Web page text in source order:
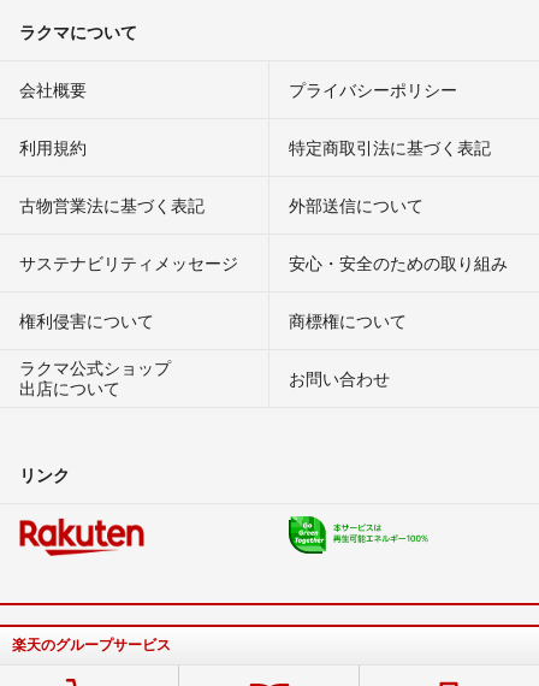
ラクマについて
会社概要 プライバシーポリシー
利用規約 特定商取引法に基づく表記
古物営業法に基づく表記 外部送信について
サステナビリティメッセージ 安心・安全のための取り組み
権利侵害について
商標権について
ラクマ公式ショップ
出店について
お問い合わせ
リンク
楽天のグループサービス